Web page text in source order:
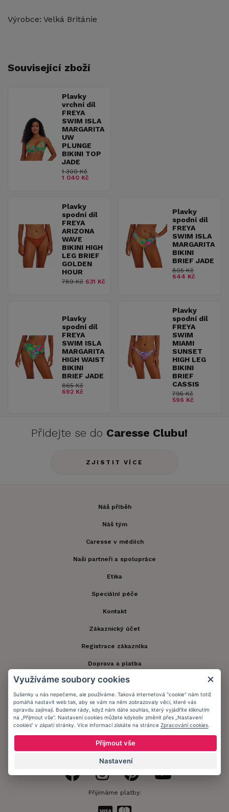
Výrobce: Velká Británie
Související zboží
Plavky
vrchní díl
FREYA
SWIM ISLA
MARGARITA
UW
PLUNGE
BIKINI TOP
JADE
1 300 Kč
1 040 Kč
Plavky
spodní díl
FREYA
ARIZONA
WAVE
BIKINI HIGH
LEG BRIEF
GOLDEN
HOUR
789 Kč 631 Kč
Plavky
spodní díl
FREYA
SWIM ISLA
MARGARITA
BIKINI
BRIEF JADE
805 Kč
644 Kč
Plavky
spodní díl
FREYA
SWIM ISLA
MARGARITA
HIGH WAIST
BIKINI
BRIEF JADE
865 Kč
692 Kč
Plavky
spodní díl
FREYA
SWIM
MIAMI
SUNSET
HIGH LEG
BIKINI
BRIEF
CASSIS
795 Kč
596 Kč
Přidejte se do Caresse Clubu!
ZJISTIT VÍCE
Náš příběh
Náš tým
Caresse v médiích
Naši partneři a spolupráce
Etika
Speciální péče
Kontakt
Zákaznický účet
Registrace zákazníka
Doprava a platba
Obchodní podmínky
Ochrana osobních údajů
Informační memorandum
Zůstaňte s námi v kontaktu.
Přijímáme platby:
Využíváme soubory cookies
Sušenky u nás nepečeme, ale používáme. Taková internetová "cookie" nám totiž
pomáhá nastavit web tak, aby se vám na něm zobrazovaly věci, které vás
opravdu zajímají. Budeme rády, když nám dáte souhlas, který vyjádříte kliknutím
na „Přijmout vše“. Nastavení cookies můžete kdykoliv změnit přes „Nastavení
cookies“ v zápatí stránky. Více informací získáte na stránce Zpracování cookies
Přijmout vše
Nastavení